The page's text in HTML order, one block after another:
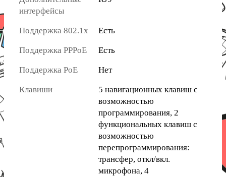
интерфейсы
Поддержка 802.1x Есть
Поддержка PPPoE Есть
Поддержка PoE Нет
Клавиши
5 навигационных клавиш с
возможностью
программирования, 2
функциональных клавиш с
возможностью
перепрограммирования:
трансфер, откл/вкл.
микрофона, 4